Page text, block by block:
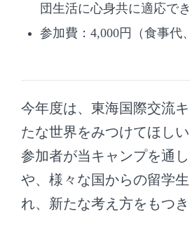
団生活に心身共に適応で
参加費：4,000円（食事代
今年度は、東海国際交流
たな世界をみつけてほし
参加者が当キャンプを通
や、様々な国からの留学
れ、新たな考え方をもつ